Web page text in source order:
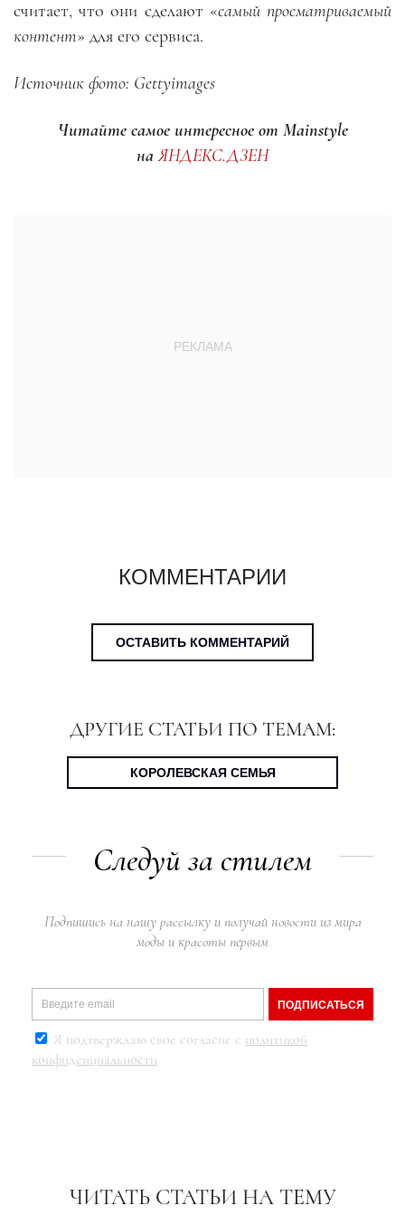
считает, что они сделают «самый просматриваемый
контент» для его сервиса.
Источник фото: Gettyimages
Читайте самое интересное от Mainstyle
наЯНДЕКС.ДЗЕН
КОММЕНТАРИИ
ОСТАВИТЬ КОММЕНТАРИЙ
ДРУГИЕ СТАТЬИ ПО ТЕМАМ:
КОРОЛЕВСКАЯ СЕМЬЯ
Следуй за стилем
Подпишись на нашу рассылку и получай новости из мира
моды и красоты первым
ПОДПИСАТЬСЯ
Я подтверждаю свое согласие с политикой
конфиденциальности
ЧИТАТЬ СТАТЬИ НА ТЕМУ